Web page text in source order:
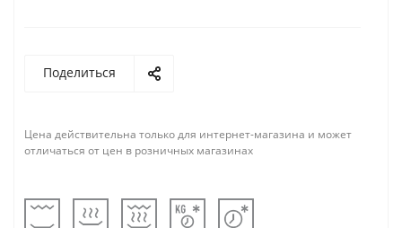
Поделиться
Цена действительна только для интернет-магазина и может
отличаться от цен в розничных магазинах